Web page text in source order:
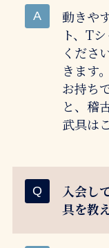
動きや
ト、T
くださ
きます。
お持ち
と、稽
武具は
入会し
具を教